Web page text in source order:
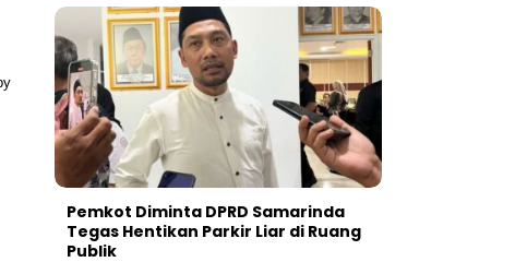
Pemkot Diminta DPRD Samarinda
Tegas Hentikan Parkir Liar di Ruang
Publik